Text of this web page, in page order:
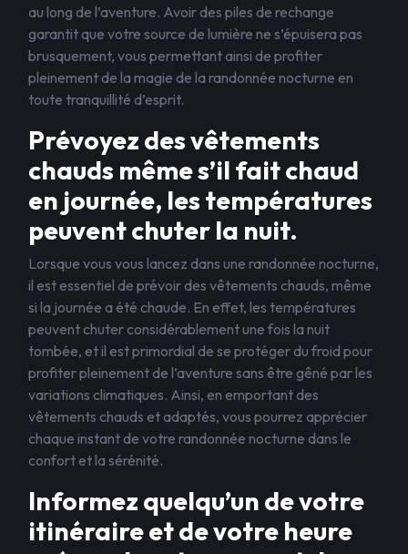
au long de l’aventure. Avoir des piles de rechange
garantit que votre source de lumière ne s’épuisera pas
brusquement, vous permettant ainsi de profiter
pleinement de la magie de la randonnée nocturne en
toute tranquillité d’esprit.
Prévoyez des vêtements
chauds même s’il fait chaud
en journée, les températures
peuvent chuter la nuit.
Lorsque vous vous lancez dans une randonnée nocturne,
il est essentiel de prévoir des vêtements chauds, même
si la journée a été chaude. En effet, les températures
peuvent chuter considérablement une fois la nuit
tombée, et il est primordial de se protéger du froid pour
profiter pleinement de l’aventure sans être gêné par les
variations climatiques. Ainsi, en emportant des
vêtements chauds et adaptés, vous pourrez apprécier
chaque instant de votre randonnée nocturne dans le
confort et la sérénité.
Informez quelqu’un de votre
itinéraire et de votre heure